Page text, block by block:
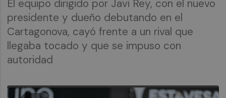
El equipo dirigido por Javi Rey, con el nuevo
presidente y dueño debutando en el
Cartagonova, cayó frente a un rival que
llegaba tocado y que se impuso con
autoridad